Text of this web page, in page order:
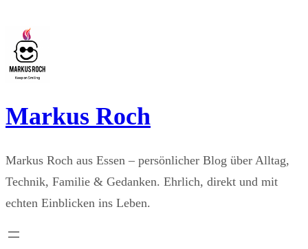
Inhalt
springen
Markus Roch
Markus Roch aus Essen – persönlicher Blog über Alltag,
Technik, Familie & Gedanken. Ehrlich, direkt und mit
echten Einblicken ins Leben.